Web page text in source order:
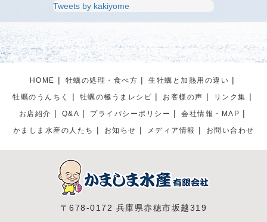
Tweets by kakiyome
HOME 牡蠣の処理・食べ方
生牡蠣と加熱用の違い
牡蠣のうんちく
牡蠣の極うまレシピ お客様の声
リンク集
お店紹介
Q&A プライパシーポリシー
会社情報・MAP
かましま水産の人たち
お知らせ メディア情報 お問い合わせ
〒678-0172 兵庫県赤穂市坂越319